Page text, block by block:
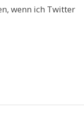
wenn ich Twitter